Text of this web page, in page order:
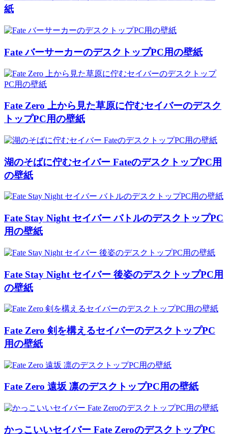
紙
Fate バーサーカーのデスクトップPC用の壁紙
Fate Zero 上から見た草原に佇むセイバーのデスク
トップPC用の壁紙
湖のそばに佇むセイバー FateのデスクトップPC用
の壁紙
Fate Stay Night セイバー バトルのデスクトップPC
用の壁紙
Fate Stay Night セイバー 後姿のデスクトップPC用
の壁紙
Fate Zero 剣を構えるセイバーのデスクトップPC
用の壁紙
Fate Zero 遠坂 凛のデスクトップPC用の壁紙
かっこいいセイバー Fate ZeroのデスクトップPC